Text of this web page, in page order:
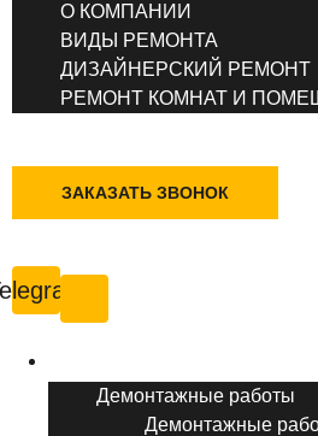
О КОМПАНИИ
ВИДЫ РЕМОНТА
ДИЗАЙНЕРСКИЙ РЕМОНТ
РЕМОНТ КОМНАТ И
ЗАКАЗАТЬ ЗВОНОК
Демонтажные работы
Демонтажные